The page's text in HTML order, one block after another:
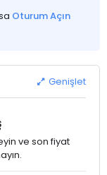
Oturum Açın
Genişlet
ve son fiyat